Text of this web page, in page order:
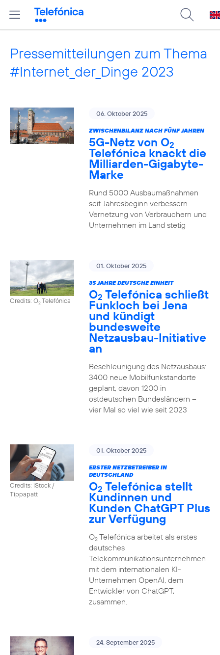
Pressemitteilungen zum Thema
#Internet_der_Dinge 2023
06. Oktober 2025
ZWISCHENBILANZ NACH FÜNF JAHREN
5G-Netz von O2
Telefónica knackt die
Milliarden-Gigabyte-
Marke
Rund 5000 Ausbaumaßnahmen
seit Jahresbeginn verbessern
Vernetzung von Verbrauchern und
Unternehmen im Land stetig
Credits: O2Telefónica
01. Oktober 2025
35 JAHRE DEUTSCHE EINHEIT
O2 Telefónica schließt
Funkloch bei Jena
und kündigt
bundesweite
Netzausbau-Initiative
an
Beschleunigung des Netzausbaus:
3400 neue Mobilfunkstandorte
geplant, davon 1200 in
ostdeutschen Bundesländern –
vier Mal so viel wie seit 2023
Credits: iStock /
Tippapatt
01. Oktober 2025
ERSTER NETZBETREIBER IN
DEUTSCHLAND
O2 Telefónica stellt
Kundinnen und
Kunden ChatGPT Plus
zur Verfügung
O2Telefónica arbeitet als erstes
deutsches
Telekommunikationsunternehmen
mit dem internationalen KI-
Unternehmen OpenAI, dem
Entwickler von ChatGPT,
zusammen.
24. September 2025